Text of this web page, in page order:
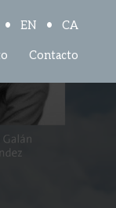
• EN • CA
Contacto